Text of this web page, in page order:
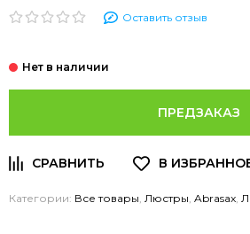
Оставить отзыв
ПРЕДЗАКАЗ
Категории: Все товары, Люстры, Abrasax,